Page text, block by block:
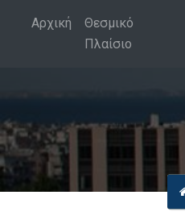
Αρχική
Θεσμικό
Πλαίσιο